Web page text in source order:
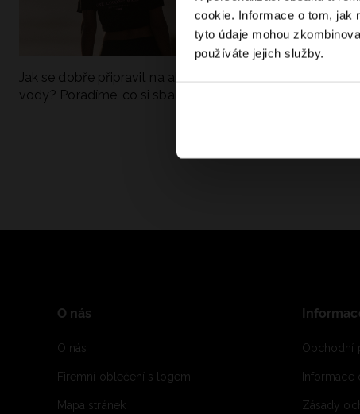
cookie. Informace o tom, jak
tyto údaje mohou
používáte jejich služby.
Jak se dobře připravit na aktivní den u
vody? Poradíme, co si sbalit
kategorie?
O nás
O nás
Firemní oblečení s logem
Mapa stránek
Obchodní
Informace
Zásady